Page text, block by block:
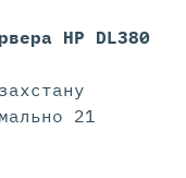
HP DL380
21